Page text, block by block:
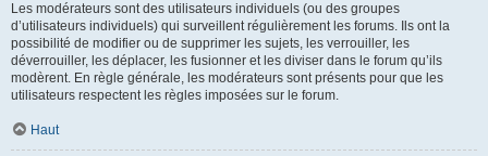
Les modérateurs sont des utilisateurs individuels (ou des groupes
d’utilisateurs individuels) qui surveillent régulièrement les forums. Ils ont la
possibilité de modifier ou de supprimer les sujets, les verrouiller, les
déverrouiller, les déplacer, les fusionner et les diviser dans le forum qu’ils
modèrent. En règle générale, les modérateurs sont présents pour que les
utilisateurs respectent les règles imposées sur le forum.
Haut